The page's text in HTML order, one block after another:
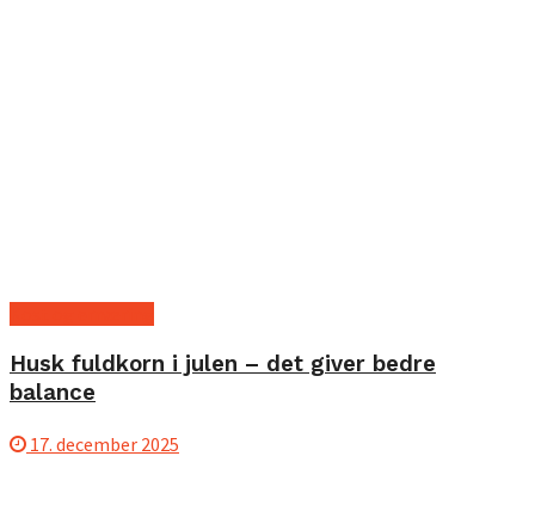
Husk fuldkorn i julen – det giver bedre
balance
17. december 2025